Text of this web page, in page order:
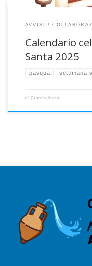
AVVISI
Calendario
Santa 2025
pasqua settimana
di Giorgia Moro